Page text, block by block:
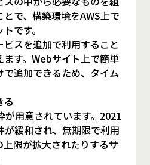
で、構築環境をAWS上で
です。
スを追加で利用すること
す。Webサイト上で簡単
追加できるため、タイム
る
が用意されています。2021
が緩和され、無期限で利用
限が拡大されたりするサ